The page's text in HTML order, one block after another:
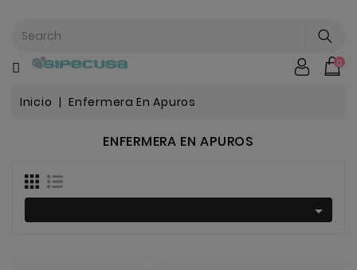
Mochilas
Escolar
Stitch |
Harley..
Harry
Potter
0
Inicio Enfermera En Apuros
ENFERMERA EN APUROS
